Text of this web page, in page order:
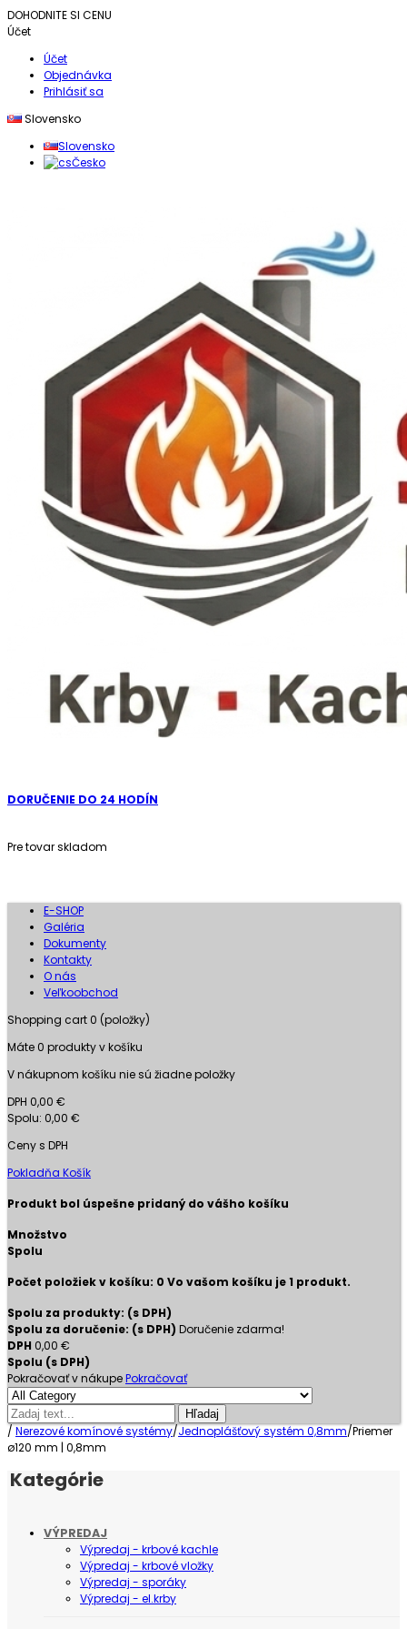
DOHODNITE SI CENU
Účet
Účet
Objednávka
Prihlásiť sa
Slovensko
Slovensko
Česko
DORUČENIE DO 24 HODÍN
Pre tovar skladom
E-SHOP
Galéria
Dokumenty
Kontakty
O nás
Veľkoobchod
Shopping cart0 (položky)
Máte0 produkty v košíku
V nákupnom košíku nie sú žiadne položky
DPH 0,00 €
Spolu: 0,00 €
Ceny s DPH
Pokladňa Košík
Produkt bol úspešne pridaný do vášho košíku
Množstvo
Spolu
Počet položiek v košíku: 0 Vo vašom košíku je 1 produkt.
Spolu za produkty: (s DPH)
Spolu za doručenie: (s DPH) Doručenie zdarma!
DPH 0,00 €
Spolu (s DPH)
Pokračovať v nákupePokračovať
Hľadaj
/ Nerezové komínové systémy/Jednoplášťový systém 0,8mm/Priemer
ø120 mm | 0,8mm
Kategórie
VÝPREDAJ
Výpredaj - krbové kachle
Výpredaj - krbové vložky
Výpredaj - sporáky
Výpredaj - el.krby